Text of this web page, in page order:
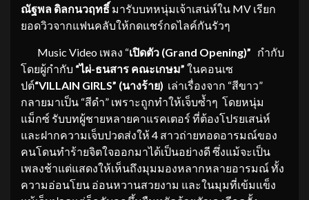
ณัฐพล ดิลกนวฤทธิ์ มารับบทหนุ่มเจ้าเสน่ห์ใน MV เรียก
ยอดวิวจากแฟนคลับให้กดแชร์กดไลค์กันรัวๆ
Music Video เพลง “เปิดตัว (Grand Opening)” กำกับ
โดยผู้กำกับ “ไผ่-ธนสาร คณะเกษม” ในคอนเซ
ปต์“VILLAIN GIRLS” (นางร้าย) เล่าเรื่องจาก “สีขาว”
กลายมาเป็น “สีดำ” เพราะถูกทำให้เจ็บซ้ำๆ โดยหนุ่ม
แม็กซ์ รับบทผู้ชายหลายคาแรคเตอร์ ที่ต้องโปรยเสน่ห์
และฝากความเจ็บปวดส่งให้ 4 สาวถ่ายทอดอารมณ์ของ
คนโดนทำร้ายจิตใจออกมาได้เป็นอย่างดี ซึ่งแม้จะเป็น
เพลงช้าแต่แสดงให้เห็นถึงมุมมองหลากหลายอารมณ์ ทั้ง
ความอ่อนโยน อ่อนหวานสวยงาม และในมุมที่เข้มแข็ง